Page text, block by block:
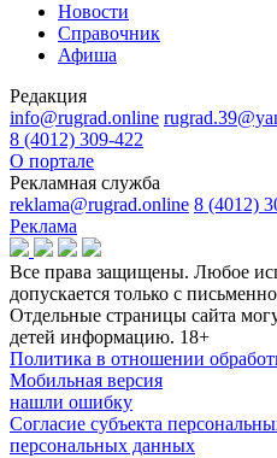
Новости
Справочник
Афиша
Редакция
info@rugrad.online
8 (4012) 309-422
О портале
Рекламная служба
reklama@rugrad.online 8 (4012)
Реклама
Все права защищены. Любое
допускается только с
Отдельные страницы сайта
детей информацию. 18+
Политика в отношении
Мобильная версия
нашли ошибку
Согласие субъекта
персональных данных